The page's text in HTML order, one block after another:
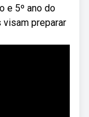
e 5º ano do
preparar